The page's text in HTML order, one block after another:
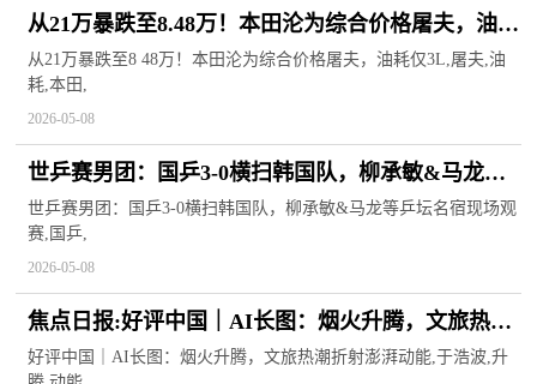
从21万暴跌至8.48万！本田沦为综合价格屠夫，油耗
仅3L
从21万暴跌至8 48万！本田沦为综合价格屠夫，油耗仅3L,屠夫,油
耗,本田,
2026-05-08
世乒赛男团：国乒3-0横扫韩国队，柳承敏&马龙等
乒坛名宿现场观赛 焦点速讯
世乒赛男团：国乒3-0横扫韩国队，柳承敏&马龙等乒坛名宿现场观
赛,国乒,
2026-05-08
焦点日报:好评中国｜AI长图：烟火升腾，文旅热潮
折射澎湃动能
好评中国｜AI长图：烟火升腾，文旅热潮折射澎湃动能,于浩波,升